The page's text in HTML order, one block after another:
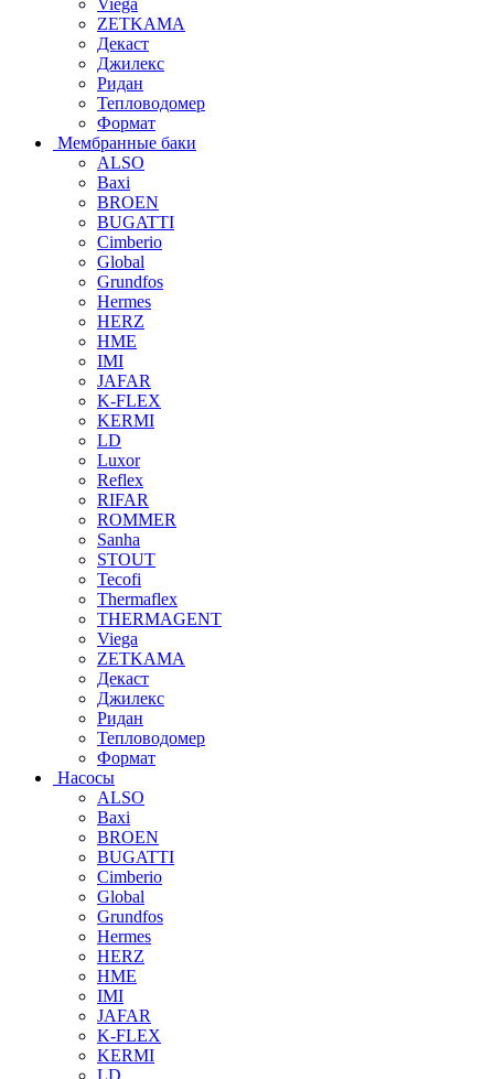
ZETKAMA
Декаст
Джилекс
Ридан
Тепловодомер
Формат
Мембранные баки
ALSO
Baxi
BROEN
BUGATTI
Cimberio
Global
Grundfos
Hermes
HERZ
HME
IMI
JAFAR
K-FLEX
KERMI
LD
Luxor
Reflex
RIFAR
ROMMER
Sanha
STOUT
Tecofi
Thermaflex
THERMAGENT
Viega
ZETKAMA
Декаст
Джилекс
Ридан
Тепловодомер
Формат
Насосы
ALSO
Baxi
BROEN
BUGATTI
Cimberio
Global
Grundfos
Hermes
HERZ
HME
IMI
JAFAR
K-FLEX
KERMI
LD